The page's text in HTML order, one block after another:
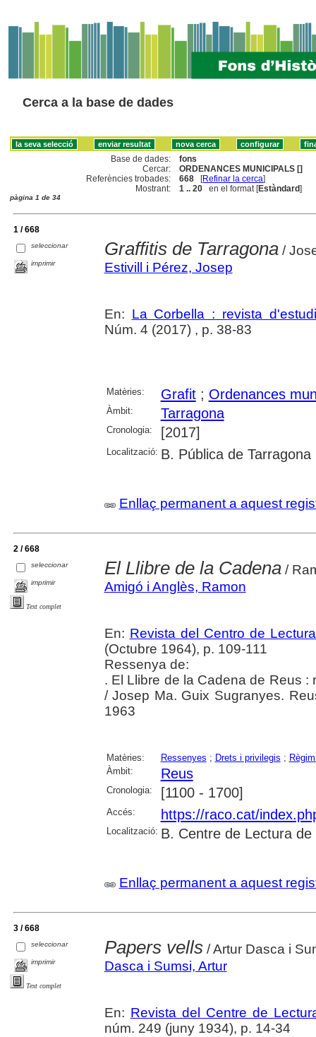
Cerca a la base de dades
Base de dades:
fons
Cercar:
ORDENANCES MUNICIPALS []
Referències trobades:
668 [Refinar la cerca]
Mostrant:
1 .. 20 en el format [Estàndard]
pàgina 1 de 34
1 / 668
seleccionar
imprimir
Graffitis de Tarragona/
Estivill i Pérez, Josep
En: La Corbella : revista
Núm. 4 (2017) , p. 38-83
Matèries: Grafit; Ordenances
Àmbit: Tarragona
Cronologia: [2017]
Localització: B. Pública de Tarragona
Enllaç permanent a aquest
2 / 668
seleccionar
imprimir
Text complet
El Llibre de la Cadena/
Amigó i Anglès, Ramon
En: Revista del Centro de
(Octubre 1964), p. 109-111
Ressenya de:
. El Llibre de la Cadena de Reus
/ Josep Ma. Guix Sugranyes.
1963
Matèries: Ressenyes ; Drets i privilegis ;
Àmbit:
Reus
Cronologia: [1100 - 1700]
Accés: https://raco.cat/
Localització: B. Centre de Lectura de
Enllaç permanent a aquest
3 / 668
seleccionar
imprimir
Text complet
Papers vells/ Artur Dasca i
Dasca i Sumsi, Artur
En: Revista del Centre de
núm. 249 (juny 1934), p. 14-34